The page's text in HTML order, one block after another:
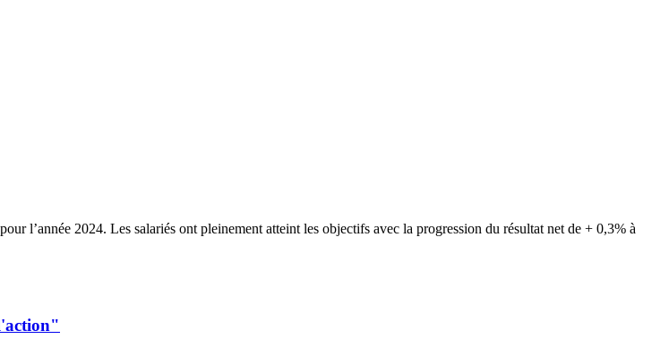
l’année 2024. Les salariés ont pleinement atteint les objectifs avec la progression du résultat net de + 0,3% à